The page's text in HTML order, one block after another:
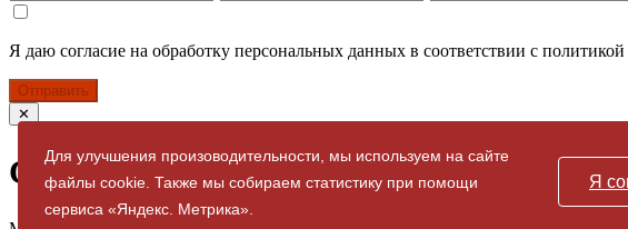
Для улучшения произоводительности, мы используем на сайте
файлы cookie. Также мы собираем статистику при помощи
сервиса «Яндекс. Метрика».
Я
Я даю согласие на обработку персональных данных в соответствии с политикой
Отправить
✕
Спасибо за заявку